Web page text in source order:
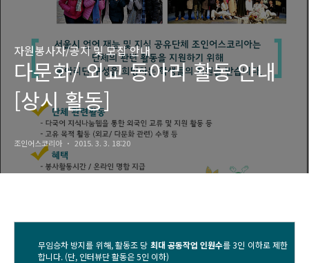
자원봉사자/공지 및 모집 안내
다문화/ 외교 동아리 활동 안내
[상시 활동]
조인어스코리아 2015. 3. 3. 18:20
무임승차 방지를 위해, 활동조 당 최대 공동작업 인원수를 3인 이하로 제한
합니다. (단, 인터뷰단 활동은 5인 이하)